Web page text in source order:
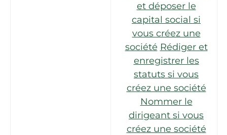
et déposer le
capital social si
vous créez une
société Rédiger et
enregistrer les
statuts si vous
créez une société
Nommer le
dirigeant si vous
créez une société